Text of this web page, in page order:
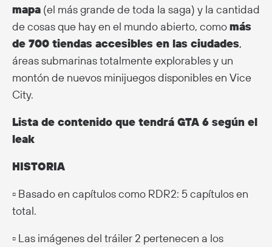
mapa (el más grande de toda la saga) y la cantidad
de cosas que hay en el mundo abierto, comomás
de 700 tiendas accesibles en las ciudades,
áreas submarinas totalmente explorables y un
montón de nuevos minijuegos disponibles en Vice
City.
Lista de contenido que tendrá GTA 6 según el
leak
HISTORIA
▫️ Basado en capítulos como RDR2: 5 capítulos en
total.
▫️ Las imágenes del tráiler 2 pertenecen a los